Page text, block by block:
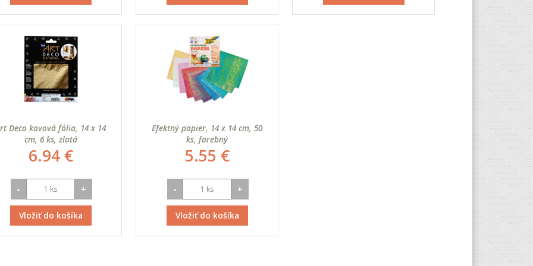
Deco kovová fólia, 14 x 14
cm, 6 ks, zlatá
6.94 €
- +
Vložiť do košíka
Efektný papier, 14 x 14 cm, 50
ks, farebný
5.55 €
- +
Vložiť do košíka